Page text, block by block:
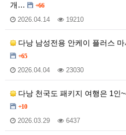
개…
+66
2026.04.14 19210
다낭 남성전용 안케이 플러스
+65
2026.04.04 23030
다낭 천국도 패키지 여행은 1인
+10
2026.03.29 6437